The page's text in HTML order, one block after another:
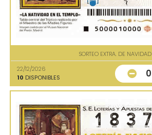
SORTEO EXTRA. DE NAVIDAD
22/12/2026
10 DISPONIBLES 0